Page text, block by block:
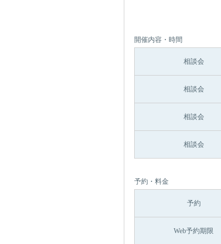
開催内容・時間
相談会
相談会
相談会
相談会
予約・料金
予約
Web予約期限